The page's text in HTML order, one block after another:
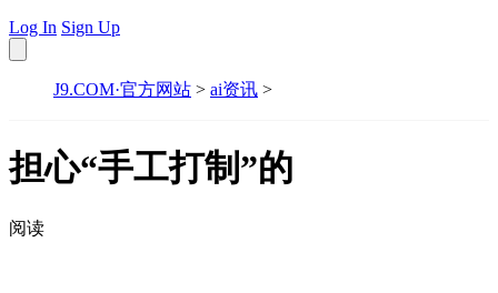
Log In Sign Up
J9.COM·官方网站 > ai资讯 >
担心“手工打制”的
阅读